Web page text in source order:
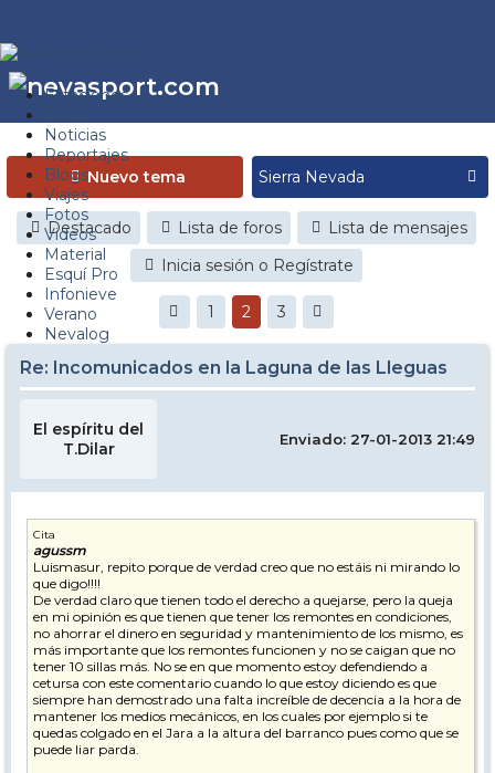
Estaciones
Noticias
Reportajes
Blogs
Viajes
Fotos
Videos
Material
Esquí Pro
Infonieve
Verano
Nevalog
Nuevo tema
Destacado Lista de foros
Lista de mensajes
Inicia sesión o Regístrate
1 2 3
Re: Incomunicados en la Laguna de las Lleguas
El espíritu del
T.Dilar
Enviado: 27-01-2013 21:49
Cita
agussm
Luismasur, repito porque de verdad creo que no estáis ni mirando lo
que digo!!!!
De verdad claro que tienen todo el derecho a quejarse, pero la queja
en mi opinión es que tienen que tener los remontes en condiciones,
no ahorrar el dinero en seguridad y mantenimiento de los mismo, es
más importante que los remontes funcionen y no se caigan que no
tener 10 sillas más. No se en que momento estoy defendiendo a
cetursa con este comentario cuando lo que estoy diciendo es que
siempre han demostrado una falta increíble de decencia a la hora de
mantener los medios mecánicos, en los cuales por ejemplo si te
quedas colgado en el Jara a la altura del barranco pues como que se
puede liar parda.